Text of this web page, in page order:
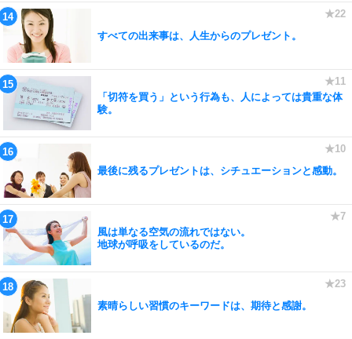
すべての出来事は、人生からのプレゼント。
「切符を買う」という行為も、人によっては貴重な体
験。
最後に残るプレゼントは、シチュエーションと感動。
風は単なる空気の流れではない。
地球が呼吸をしているのだ。
素晴らしい習慣のキーワードは、期待と感謝。